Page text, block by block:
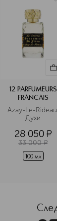
парфюмеров».
Подробнее
12 PARFUMEURS
FRANCAIS
Azay-Le-Rideau
Духи
28 050 ¤
33 000 ¤
100 мл